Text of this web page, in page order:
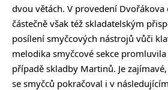
dvou větách. V provedení
částečně však též skladatelským
posílení smyčcových nástrojů vůči
melodika smyčcové sekce
případě skladby Martinů. Je
se smyčců pokračoval i v